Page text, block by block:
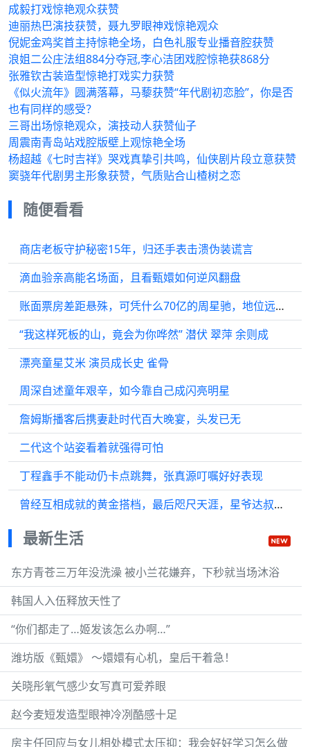
成毅打戏惊艳观众获赞
迪丽热巴演技获赞，聂九罗眼神戏惊艳观众
倪妮金鸡奖首主持惊艳全场，白色礼服专业播音腔获赞
浪姐二公庄法组884分夺冠,李心洁团戏腔惊艳获868分
张雅钦古装造型惊艳打戏实力获赞
《似火流年》圆满落幕，马藜获赞“年代剧初恋脸”，你是否
也有同样的感受？
三哥出场惊艳观众，演技动人获赞仙子
周震南青岛站戏腔版壁上观惊艳全场
杨超越《七时吉祥》哭戏真挚引共鸣，仙侠剧片段立意获赞
窦骁年代剧男主形象获赞，气质贴合山楂树之恋
随便看看
商店老板守护秘密15年，归还手表击溃伪装谎言
滴血验亲高能名场面，且看甄嬛如何逆风翻盘
账面票房差距悬殊，可凭什么70亿的周星驰，地位远超400亿沈腾？
“我这样死板的山，竟会为你哗然” 潜伏 翠萍 余则成
漂亮童星艾米 演员成长史 雀骨
周深自述童年艰辛，如今靠自己成闪亮明星
詹姆斯播客后携妻赴时代百大晚宴，头发已无
二代这个站姿看着就强得可怕
丁程鑫手不能动仍卡点跳舞，张真源叮嘱好好表现
曾经互相成就的黄金搭档，最后咫尺天涯，星爷达叔的故事太好哭 周星驰 吴孟达
最新生活
东方青苍三万年没洗澡 被小兰花嫌弃，下秒就当场沐浴
韩国人入伍释放天性了
“你们都走了…姬发该怎么办啊…”
潍坊版《甄嬛》 ～嬛嬛有心机，皇后干着急！
关晓彤氧气感少女写真可爱养眼
赵今麦短发造型眼神冷冽酷感十足
房主任回应与女儿相处模式太压抑：我会好好学习怎么做